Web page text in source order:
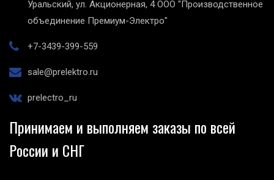
Уральский, ул. Акционерная, 4 ООО "Производственное
объединение Премиум-Электро"
+7-3439-399-559
sale@prelektro.ru
prelectro_ru
Принимаем и выполняем заказы по всей
России и СНГ